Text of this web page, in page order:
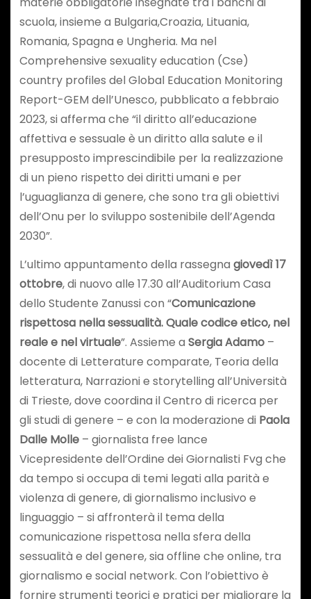
scuola, insieme a Bulgaria,Croazia, Lituania,
Romania, Spagna e Ungheria. Ma nel
Comprehensive sexuality education (Cse)
country profiles del Global Education Monitoring
Report-GEM dell’Unesco, pubblicato a febbraio
2023, si afferma che “il diritto all’educazione
affettiva e sessuale è un diritto alla salute e il
presupposto imprescindibile per la realizzazione
di un pieno rispetto dei diritti umani e per
l’uguaglianza di genere, che sono tra gli obiettivi
dell’Onu per lo sviluppo sostenibile dell’Agenda
2030”.
L’ultimo appuntamento della rassegna giovedì 17
ottobre, di nuovo alle 17.30 all’Auditorium Casa
dello Studente Zanussi con “Comunicazione
rispettosa nella sessualità. Quale codice etico, nel
reale e nel virtuale”. Assieme a Sergia Adamo–
docente di Letterature comparate, Teoria della
letteratura, Narrazioni e storytelling all’Università
di Trieste, dove coordina il Centro di ricerca per
gli studi di genere – e con la moderazione di Paola
Dalle Molle– giornalista free lance
Vicepresidente dell’Ordine dei Giornalisti Fvg che
da tempo si occupa di temi legati alla parità e
violenza di genere, di giornalismo inclusivo e
linguaggio – si affronterà il tema della
comunicazione rispettosa nella sfera della
sessualità e del genere, sia offline che online, tra
giornalismo e social network. Con l’obiettivo è
fornire strumenti teorici e pratici per migliorare la